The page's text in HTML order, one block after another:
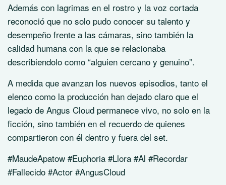
Además con lagrimas en el rostro y la voz cortada
reconoció que no solo pudo conocer su talento y
desempeño frente a las cámaras, sino también la
calidad humana con la que se relacionaba
describiendolo como “alguien cercano y genuino”.
A medida que avanzan los nuevos episodios, tanto el
elenco como la producción han dejado claro que el
legado de Angus Cloud permanece vivo, no solo en la
ficción, sino también en el recuerdo de quienes
compartieron con él dentro y fuera del set.
#MaudeApatow #Euphoria #Llora #Al #Recordar
#Fallecido #Actor #AngusCloud